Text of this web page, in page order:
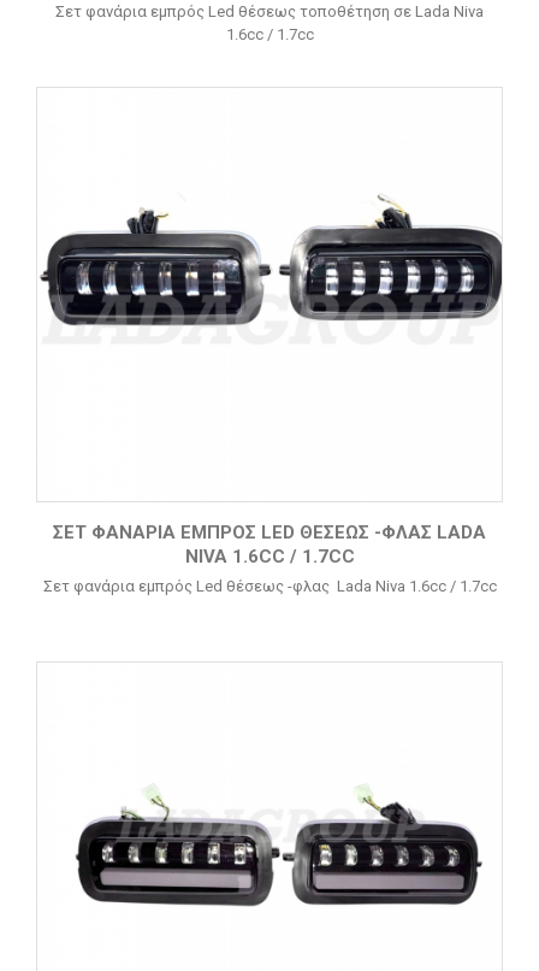
Σετ φανάρια εμπρός Led θέσεως τοποθέτηση σε Lada Niva
1.6cc / 1.7cc
ΣΕΤ ΦΑΝΆΡΙΑ ΕΜΠΡΌΣ LED ΘΈΣΕΩΣ -ΦΛΑΣ LADA
NIVA 1.6CC / 1.7CC
Σετ φανάρια εμπρός Led θέσεως -φλας Lada Niva 1.6cc / 1.7cc